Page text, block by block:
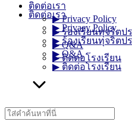
ติดต่อเรา
▶︎ Privacy Policy
▶︎ ร้องเรียนทุจริต
▶︎ Q&A
▶︎ ติดต่อโรงเรียน
ติดต่อเรา
▶︎ Privacy Policy
▶︎ ร้องเรียนทุจริต
▶︎ Q&A
▶︎ ติดต่อโรงเรียน
Search
for: